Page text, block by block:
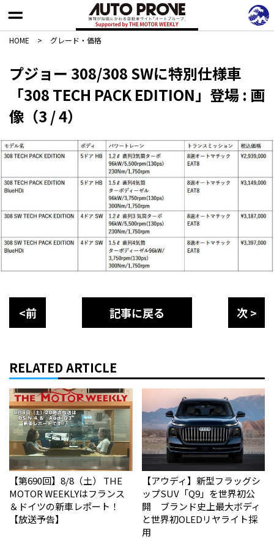
HOME > グレード・価格
プジョー 308/308 SWに特別仕様車
「308 TECH PACK EDITION」登場 : 画
像（3 / 4）
<前 記事に戻る 次 >
RELATED ARTICLE
【第690回】8/8（土） THE
MOTOR WEEKLYはフランス
＆ドイツの新車レポート！
【放送予告】
【アウディ】新型フラッグシ
ップSUV「Q9」を世界初公
開 ブランド史上最大ボディ
と世界初OLEDリヤライト採
用